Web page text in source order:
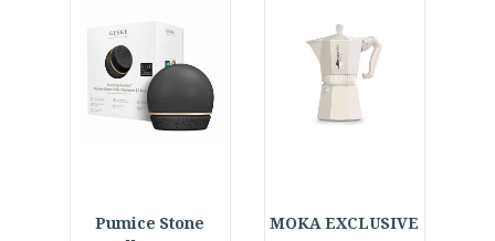
MOKA EXCLUSIVE
Pumice Stone